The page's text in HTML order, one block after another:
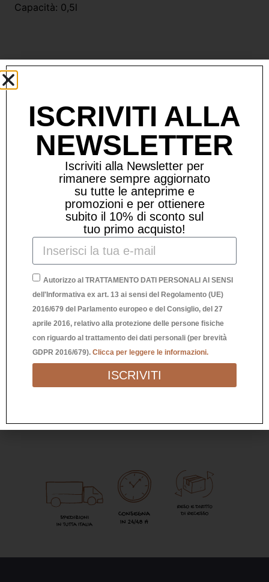
Capacità: 0,5l
Prodotti Correlati
CROSSBODY BAG NERO
19,90€
ISCRIVITI ALLA
NEWSLETTER
Iscriviti alla Newsletter per
rimanere sempre aggiornato
su tutte le anteprime e
promozioni e per ottienere
subito il 10% di sconto sul
tuo primo acquisto!
Autorizzo al TRATTAMENTO DATI PERSONALI AI SENSI
dell'Informativa ex art. 13 ai sensi del Regolamento (UE)
2016/679 del Parlamento europeo e del Consiglio, del 27
aprile 2016, relativo alla protezione delle persone fisiche
con riguardo al trattamento dei dati personali (per brevità
GDPR 2016/679). Clicca per leggere le informazioni.
ISCRIVITI